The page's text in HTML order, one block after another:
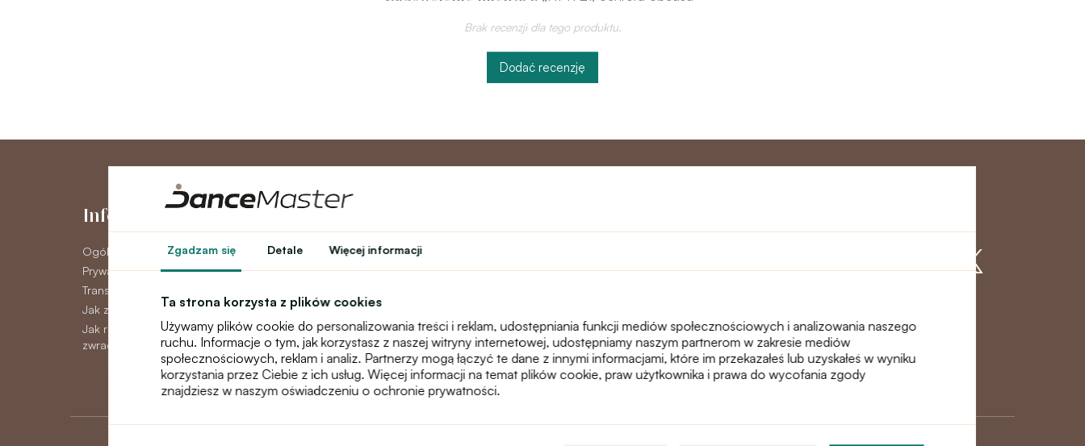
Zgadzam się Detale Więcej informacji
Ta strona korzysta z plików cookies
Używamy plików cookie do personalizowania treści i reklam, udostępniania funkcji mediów społecznościowych i analizowania naszego
ruchu. Informacje o tym, jak korzystasz z naszej witryny internetowej, udostępniamy naszym partnerom w zakresie mediów
społecznościowych, reklam i analiz. Partnerzy mogą łączyć te dane z innymi informacjami, które im przekazałeś lub uzyskałeś w wyniku
korzystania przez Ciebie z ich usług. Więcej informacji na temat plików cookie, praw użytkownika i prawa do wycofania zgody
znajdziesz w naszym oświadczeniu o ochronie prywatności.
Brak recenzji dla tego produktu.
Dodać recenzję
Informacje
Ogólne warunki
Prywatność GDPR
Transport
Jak zapłacić
Jak reklamować, wymieniać lub
zwracać towar
Moje konto
Historia zamówień
partnerski
Program lojalnościowy
Teatr
text_faq